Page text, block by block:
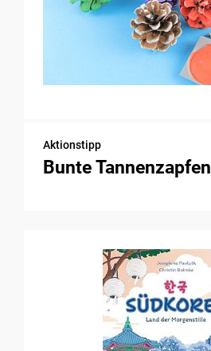
Aktionstipp
Bunte Tannenzapfen